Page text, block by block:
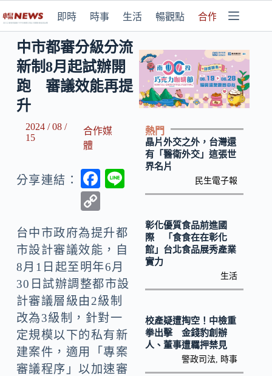
即時 時事 生活 暢觀點 合作媒體
中市都審分級分流
新制8月起試辦開
跑 審議效能再提
升
2024 / 08 /
15
合作媒
體
分享連結：
F
b
o
o
k
p
y
Li
n
k
台中市政府為提升都
市設計審議效能，自
8月1日起至明年6月
30日試辦調整都市設
計審議層級由2級制
改為3級制，針對一
定規模以下的私有新
建案件，適用「專案
審議程序」以加速審
熱門
晶片外交之外，台灣還
有「醫衛外交」這張世
界名片
民生電子報
彰化優質食品前進國
際 「食食在在彰化
館」台北食品展秀產業
實力
生活
校產疑遭掏空！中檢重
拳出擊 金錢豹創辦
人、董事遭羈押禁見
警政司法 時事